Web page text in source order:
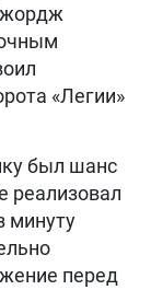
«Легии»
был шанс
реализовал
минуту
перед